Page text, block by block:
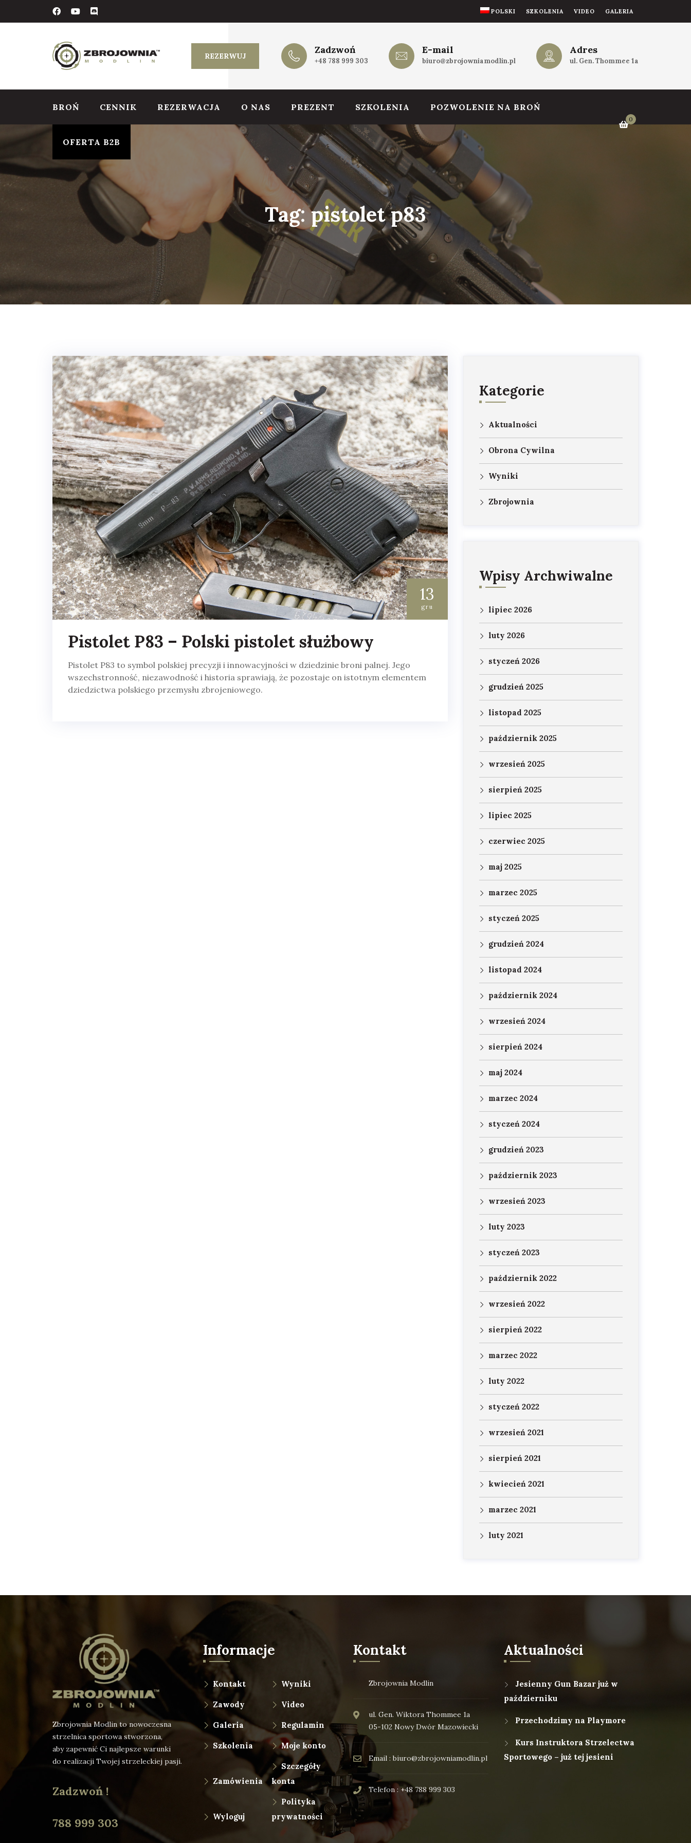
POLSKI SZKOLENIA VIDEO GALERIA
REZERWUJ
Zadzwoń
+48 788 999 303
E-mail
biuro@zbrojowniamodlin.pl
Adres
ul. Gen. Thommee 1a
BROŃ CENNIK REZERWACJA O NAS PREZENT SZKOLENIA POZWOLENIE NA BROŃ
OFERTA B2B
0
Tag:pistolet p83
13
gru
Pistolet P83 – Polski pistolet służbowy
Pistolet P83 to symbol polskiej precyzji i innowacyjności w dziedzinie broni palnej. Jego
wszechstronność, niezawodność i historia sprawiają, że pozostaje on istotnym elementem
dziedzictwa polskiego przemysłu zbrojeniowego.
Kategorie
Aktualności
Obrona Cywilna
Wyniki
Zbrojownia
Wpisy Archwiwalne
lipiec 2026
luty 2026
styczeń 2026
grudzień 2025
listopad 2025
październik 2025
wrzesień 2025
sierpień 2025
lipiec 2025
czerwiec 2025
maj 2025
marzec 2025
styczeń 2025
grudzień 2024
listopad 2024
październik 2024
wrzesień 2024
sierpień 2024
maj 2024
marzec 2024
styczeń 2024
grudzień 2023
październik 2023
wrzesień 2023
luty 2023
styczeń 2023
październik 2022
wrzesień 2022
sierpień 2022
marzec 2022
luty 2022
styczeń 2022
wrzesień 2021
sierpień 2021
kwiecień 2021
marzec 2021
luty 2021
Zbrojownia Modlin to nowoczesna
strzelnica sportowa stworzona,
aby zapewnić Ci najlepsze warunki
do realizacji Twojej strzeleckiej pasji.
Zadzwoń !
788 999 303
Informacje
Kontakt Wyniki
Zawody Video
Galeria Regulamin
Szkolenia Moje konto
Zamówienia
Szczegóły
konta
Wyloguj
Polityka
prywatności
Kontakt
Zbrojownia Modlin
ul. Gen. Wiktora Thommee 1a
05-102 Nowy Dwór Mazowiecki
Email : biuro@zbrojowniamodlin.pl
Telefon : +48 788 999 303
Aktualności
Jesienny Gun Bazar już w
październiku
Przechodzimy na Playmore
Kurs Instruktora Strzelectwa
Sportowego – już tej jesieni